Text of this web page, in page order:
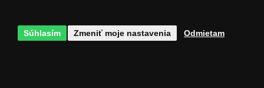
Vhodné pre LED zdroj- Svietidlo je vhodné na použitie s LED
Súhlasím Zmeniť moje nastavenia Odmietam